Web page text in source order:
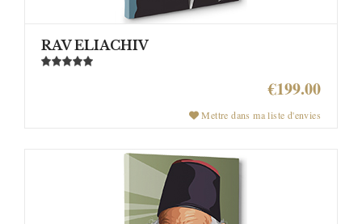
RAV ELIACHIV
€199.00
Mettre dans ma liste d'envies